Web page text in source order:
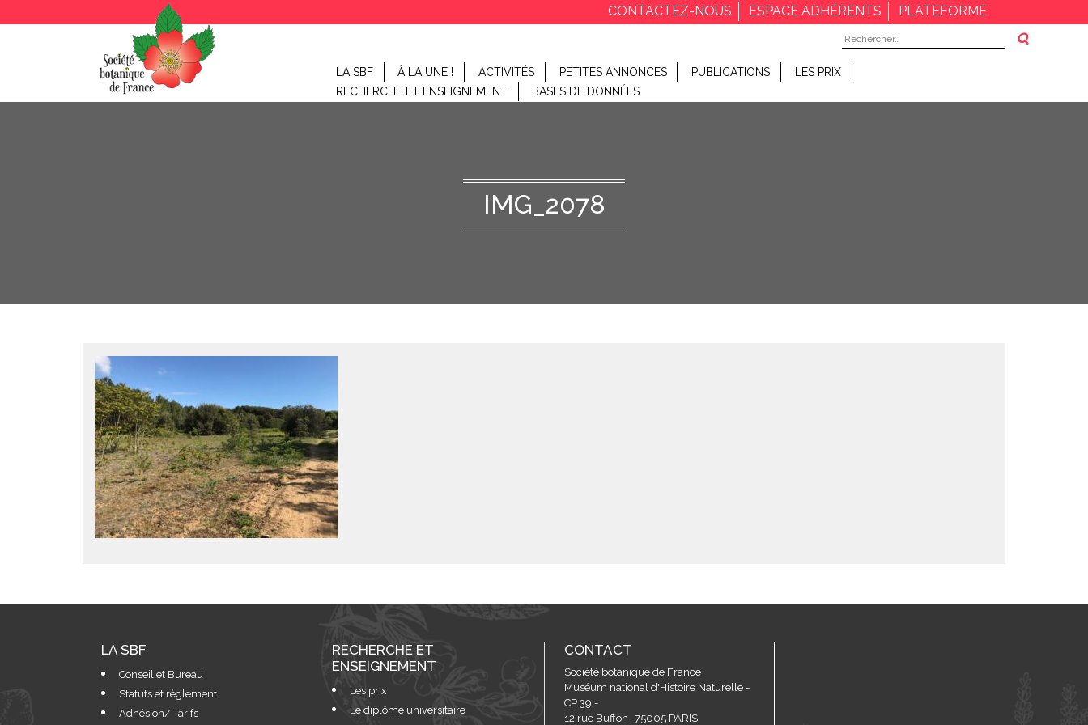
CONTACTEZ-NOUS ESPACE ADHÉRENTS
PLATEFORME
Rechercher :
LA SBF À LA UNE ! ACTIVITÉS PETITES ANNONCES PUBLICATIONS
LES PRIX
RECHERCHE ET ENSEIGNEMENT
BASES DE DONNÉES
IMG_2078
LA SBF
Conseil et Bureau
Statuts et règlement
Adhésion/ Tarifs
RECHERCHE ET
ENSEIGNEMENT
Les prix
Le diplôme universitaire
CONTACT
Société botanique de France
Muséum national d'Histoire Naturelle -
CP 39 -
12 rue Buffon -75005 PARIS